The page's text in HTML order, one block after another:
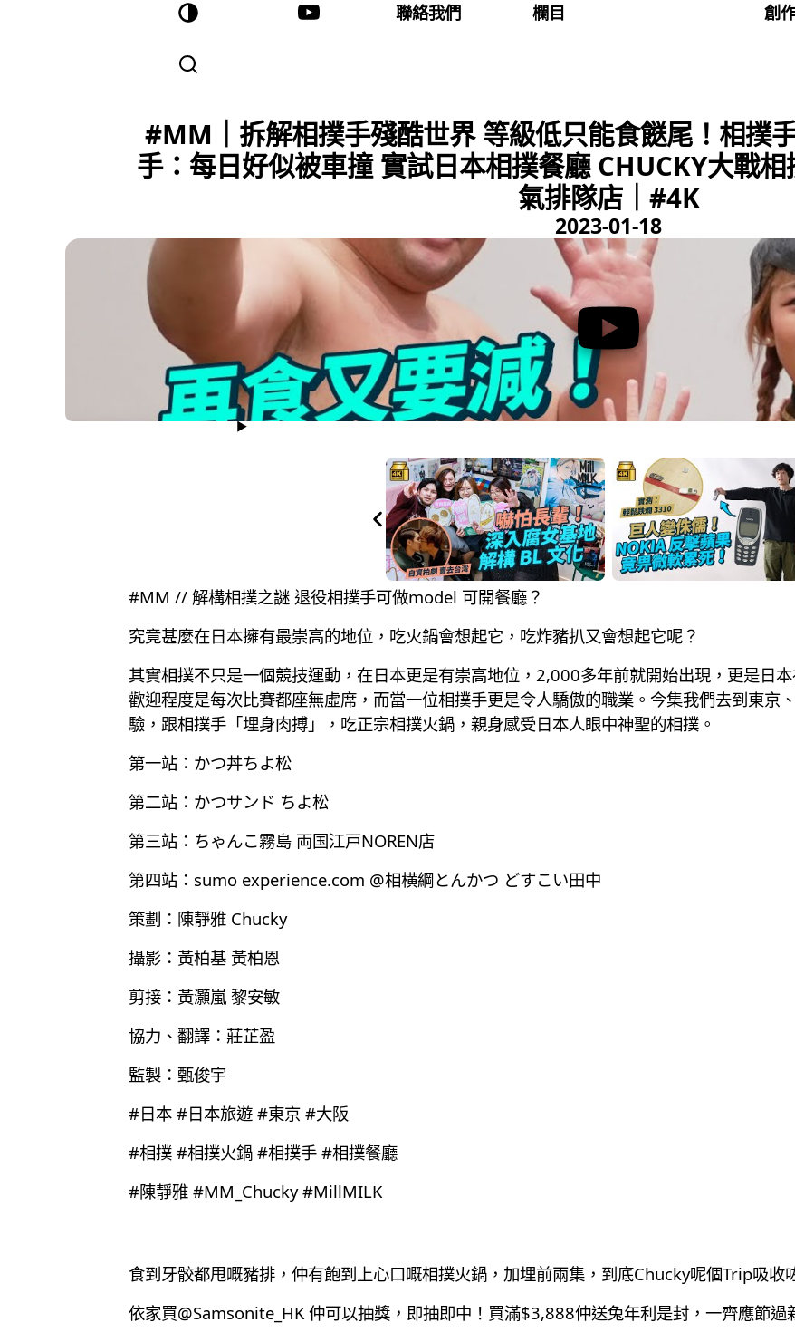
聯絡我們 欄目 創
#MM｜拆解相撲手殘酷世界 等級低只能食餸尾！相撲
手：每日好似被車撞 實試日本相撲餐廳 CHUCKY大戰
氣排隊店｜#4K
2023-01-18
#MM // 解構相撲之謎 退役相撲手可做model 可開餐廳？
究竟甚麼在日本擁有最崇高的地位，吃火鍋會想起它，吃炸豬扒又會想起它呢？
其實相撲不只是一個競技運動，在日本更是有崇高地位，2,000多年前就開始出現，更是日
歡迎程度是每次比賽都座無虛席，而當一位相撲手更是令人驕傲的職業。今集我們去到東京
驗，跟相撲手「埋身肉搏」，吃正宗相撲火鍋，親身感受日本人眼中神聖的相撲。
第一站：かつ丼ちよ松
第二站：かつサンド ちよ松
第三站：ちゃんこ霧島 両国江戸NOREN店
第四站：sumo experience.com @相横綱とんかつ どすこい田中
策劃：陳靜雅 Chucky
攝影：黃柏基 黃柏恩
剪接：黃灝嵐 黎安敏
協力、翻譯：莊芷盈
監製：甄俊宇
#日本 #日本旅遊 #東京 #大阪
#相撲 #相撲火鍋 #相撲手 #相撲餐廳
#陳靜雅 #MM_Chucky #MillMILK
食到牙骹都甩嘅豬排，仲有飽到上心口嘅相撲火鍋，加埋前兩集，到底Chucky呢個Trip吸收
依家買@Samsonite_HK 仲可以抽獎，即抽即中！買滿$3,888仲送兔年利是封，一齊應節過